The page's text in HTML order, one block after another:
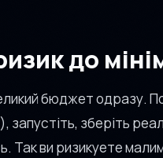
до
бюджет одразу.
зберіть
ви ризикуете малим,